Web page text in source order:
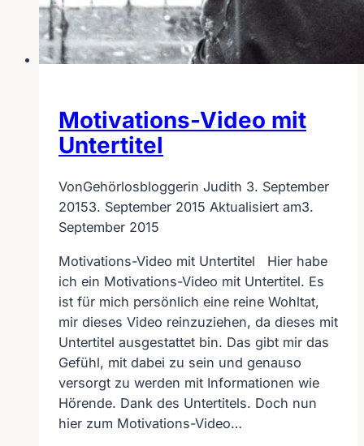
Motivations-Video mit
Untertitel
VonGehörlosbloggerin Judith 3. September
20153. September 2015 Aktualisiert am3.
September 2015
Motivations-Video mit Untertitel Hier habe
ich ein Motivations-Video mit Untertitel. Es
ist für mich persönlich eine reine Wohltat,
mir dieses Video reinzuziehen, da dieses mit
Untertitel ausgestattet bin. Das gibt mir das
Gefühl, mit dabei zu sein und genauso
versorgt zu werden mit Informationen wie
Hörende. Dank des Untertitels. Doch nun
hier zum Motivations-Video…